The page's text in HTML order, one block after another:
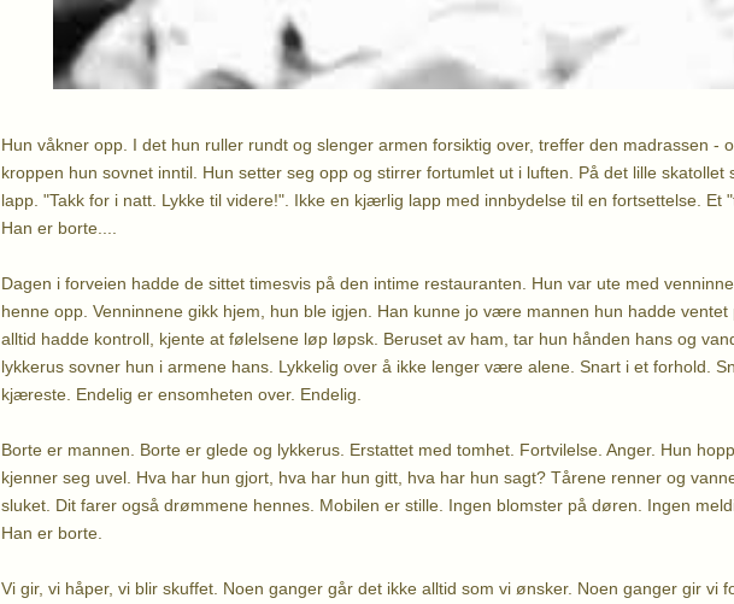
Hun våkner opp. I det hun ruller rundt og slenger armen forsiktig over, treffer den madrassen -
kroppen hun sovnet inntil. Hun setter seg opp og stirrer fortumlet ut i luften. På det lille skatollet
lapp. "Takk for i natt. Lykke til videre!". Ikke en kjærlig lapp med innbydelse til en fortsettelse. Et
Han er borte....
Dagen i forveien hadde de sittet timesvis på den intime restauranten. Hun var ute med
henne opp. Venninnene gikk hjem, hun ble igjen. Han kunne jo være mannen hun hadde ventet
alltid hadde kontroll, kjente at følelsene løp løpsk. Beruset av ham, tar hun hånden hans og
lykkerus sovner hun i armene hans. Lykkelig over å ikke lenger være alene. Snart i et forhold.
kjæreste. Endelig er ensomheten over. Endelig.
Borte er mannen. Borte er glede og lykkerus. Erstattet med tomhet. Fortvilelse. Anger. Hun
kjenner seg uvel. Hva har hun gjort, hva har hun gitt, hva har hun sagt? Tårene renner og
sluket. Dit farer også drømmene hennes. Mobilen er stille. Ingen blomster på døren. Ingen
Han er borte.
Vi gir, vi håper, vi blir skuffet. Noen ganger går det ikke alltid som vi ønsker. Noen ganger gir vi